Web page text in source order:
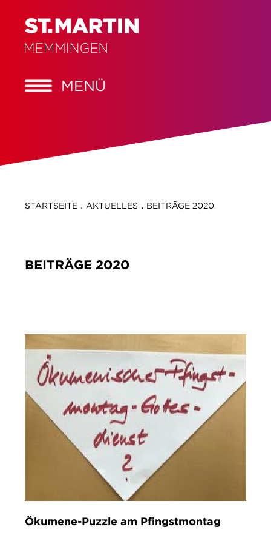
MENÜ
STARTSEITE. AKTUELLES . BEITRÄGE 2020
BEITRÄGE 2020
Ökumene-Puzzle am Pfingstmontag